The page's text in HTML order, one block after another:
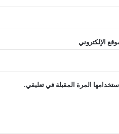
الإلكتروني
المرة المقبلة في تعليقي.